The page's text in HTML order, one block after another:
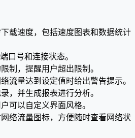
载速度，包括速度图表和数据统计
口号和连接状态。
制，提醒用户超出限制。
流量达到设定值时给出警告提示。
，并生成报表进行分析。
可以自定义界面风格。
络流量图标，方便随时查看网络状